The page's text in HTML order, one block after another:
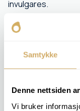
Samtykke
Denne nettsiden
Vi bruker
invulgares.
A amostra é
grande
danos graves que